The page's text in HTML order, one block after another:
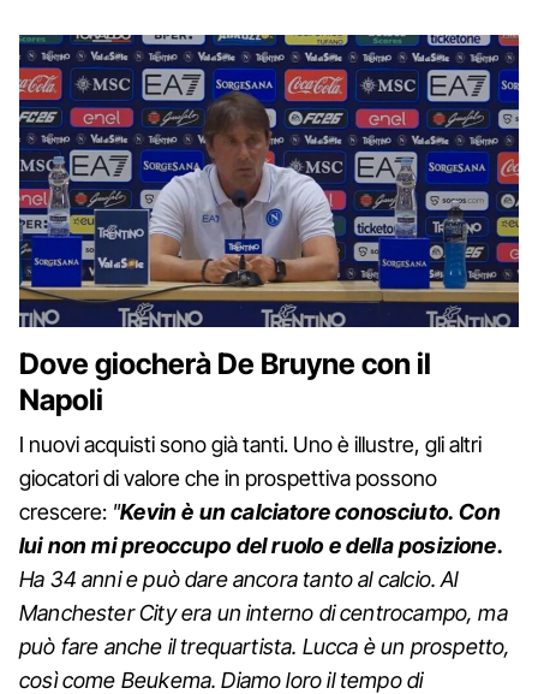
Dove giocherà De Bruyne con il
Napoli
I nuovi acquisti sono già tanti. Uno è illustre, gli altri
giocatori di valore che in prospettiva possono
crescere: "Kevin è un calciatore conosciuto. Con
lui non mi preoccupo del ruolo e della posizione.
Ha 34 anni e può dare ancora tanto al calcio. Al
Manchester City era un interno di centrocampo, ma
può fare anche il trequartista. Lucca è un prospetto,
così come Beukema. Diamo loro il tempo di